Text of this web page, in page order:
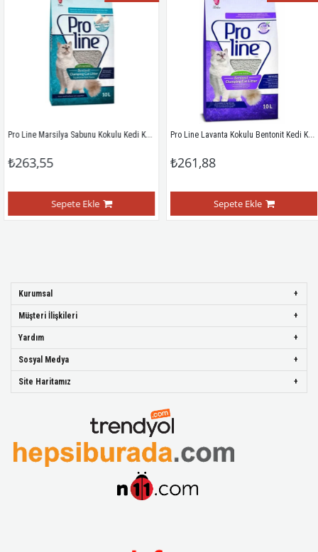
Pro Line Marsilya Sabunu Kokulu Kedi Kumu 10 Lt
Sepete Ekle
Pro Line Lavanta Kokulu Bentonit Kedi Kumu 10 Lt
₺261,88
Sepete Ekle
Kurumsal
Müşteri İlişkileri
Yardım
Sosyal Medya
Site Haritamız